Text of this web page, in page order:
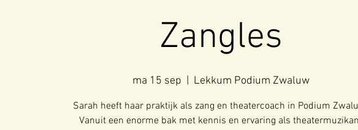
Zangles
ma 15 sep Lekkum Podium Zwaluw
Sarah heeft haar praktijk als zang en theatercoach in Podium
Vanuit een enorme bak met kennis en ervaring als